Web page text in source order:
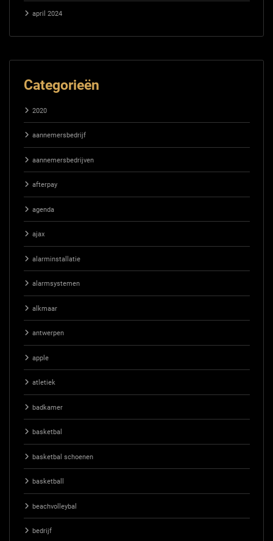
april 2024
Categorieën
2020
aannemersbedrijf
aannemersbedrijven
afterpay
agenda
ajax
alarminstallatie
alarmsystemen
alkmaar
antwerpen
apple
atletiek
badkamer
basketbal
basketbal schoenen
basketball
beachvolleybal
bedrijf